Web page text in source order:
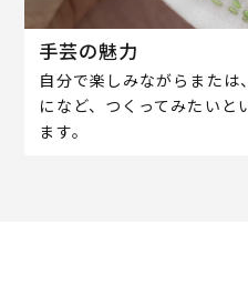
手芸の魅力
自分で楽しみながらまたは
になど、つくってみたいと
ます。